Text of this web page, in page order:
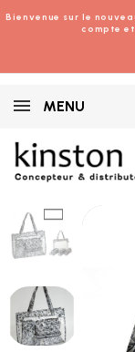
Bienvenue sur le
compte
MENU